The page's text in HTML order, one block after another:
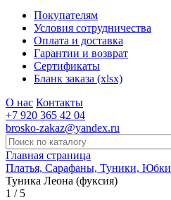
Покупателям
Условия сотрудничества
Оплата и доставка
Гарантии и возврат
Сертификаты
Бланк заказа (xlsx)
О нас Контакты
+7 920 365 42 04
brosko-zakaz@yandex.ru
Главная страница
Платья, Сарафаны, Туники, Юбки
Туника Леона (фуксия)
1 / 5